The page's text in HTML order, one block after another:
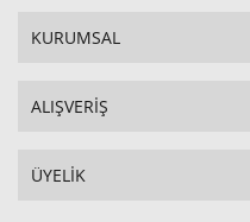
KURUMSAL
ALIŞVERİŞ
ÜYELİK